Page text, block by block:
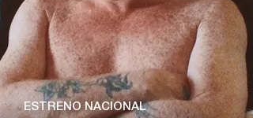
ESTRENO NACIONAL